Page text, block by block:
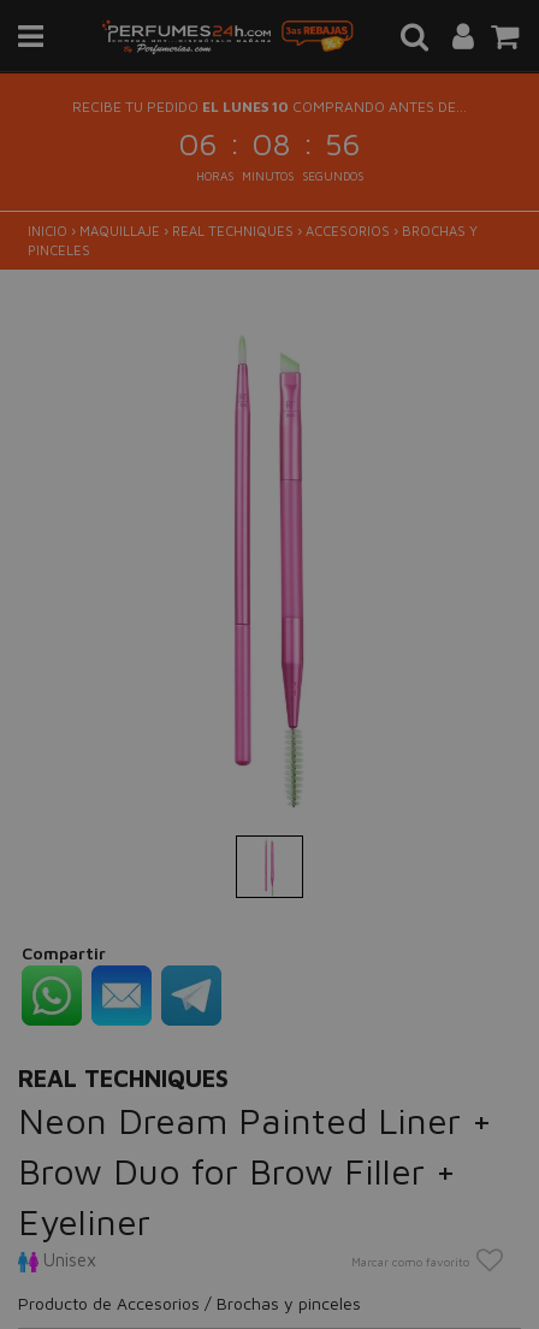
RECIBE TU PEDIDO EL LUNES 10 COMPRANDO ANTES DE...
06 : 08 : 56
HORAS MINUTOS SEGUNDOS
INICIO › MAQUILLAJE › REAL TECHNIQUES › ACCESORIOS › BROCHAS Y
PINCELES
Compartir
REAL TECHNIQUES
Neon Dream Painted Liner +
Brow Duo for Brow Filler +
Eyeliner
Unisex Marcar como favorito
Producto de Accesorios / Brochas y pinceles